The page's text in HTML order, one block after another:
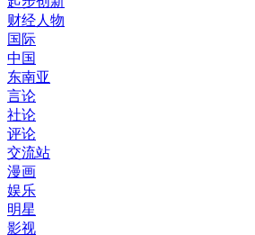
财经人物
国际
中国
东南亚
言论
社论
评论
交流站
漫画
娱乐
明星
影视